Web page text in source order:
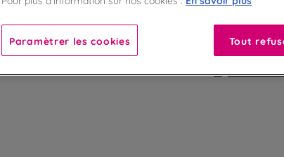
coffret
Liste
Paramètrer les cookies Tout